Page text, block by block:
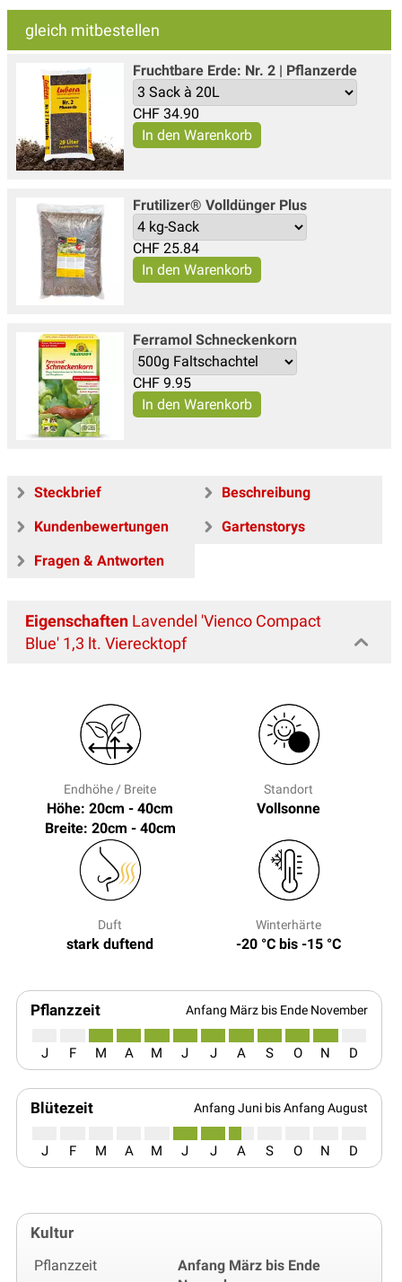
gleich mitbestellen
Fruchtbare Erde: Nr. 2 | Pflanzerde
CHF 34.90
Frutilizer® Volldünger Plus
CHF 25.84
Ferramol Schneckenkorn
CHF 9.95
Steckbrief
Beschreibung
Kundenbewertungen
Gartenstorys
Fragen & Antworten
Eigenschaften Lavendel 'Vienco Compact
Blue' 1,3 lt. Vierecktopf
Endhöhe / Breite
Höhe: 20cm - 40cm
Breite: 20cm - 40cm
Standort
Vollsonne
Duft
stark duftend
Winterhärte
-20 °C bis -15 °C
Pflanzzeit Anfang März bis Ende November
J F M A M J J A S O N D
Blütezeit Anfang Juni bis Anfang August
J F M A M J J A S O N D
Kultur
Pflanzzeit
Anfang März bis Ende